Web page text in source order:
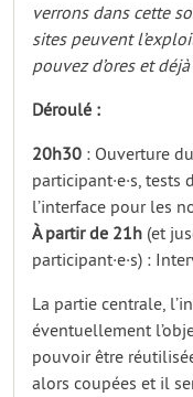
verrons dans cette
sites peuvent
pouvez d’ores et
Déroulé :
20h30 : Ouverture
participant·e·s,
l’interface pour les
À partir de 21h (et
participant·e·s) :
La partie centrale,
éventuellement
pouvoir être
alors coupées et il